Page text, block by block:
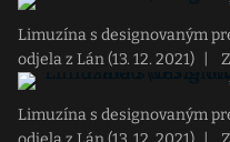
Limuzína s designovaným
odjela z Lán (13. 12. 2021)
Limuzína s designovaným